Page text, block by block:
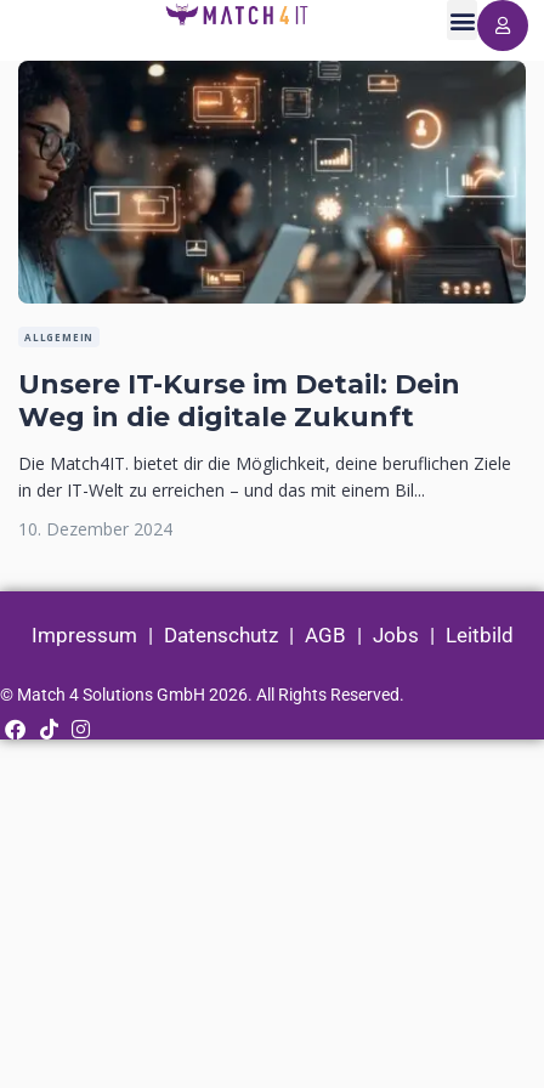
ALLGEMEIN
Unsere IT-Kurse im Detail: Dein
Weg in die digitale Zukunft
Die Match4IT. bietet dir die Möglichkeit, deine beruflichen Ziele
in der IT-Welt zu erreichen – und das mit einem Bil...
10. Dezember 2024
Impressum | Datenschutz| AGB | Jobs | Leitbild
© Match 4 Solutions GmbH 2026. All Rights Reserved.